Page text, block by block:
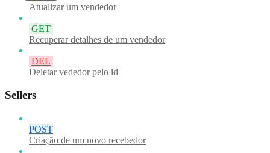
Atualizar um vendedor
GET
Recuperar detalhes de um vendedor
DEL
Deletar vededor pelo id
Sellers
POST
Criação de um novo recebedor